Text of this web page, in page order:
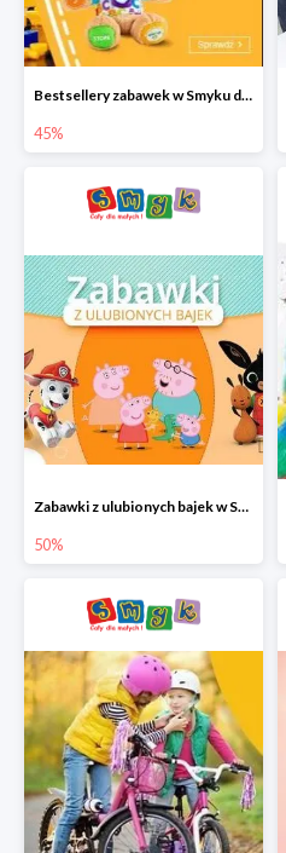
Bestsellery zabawek w Smyku do -45%
45%
Zabawki z ulubionych bajek w Smyku do -50%
50%